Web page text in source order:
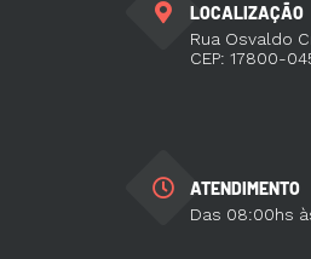
LOCALIZAÇÃO
Rua Osvaldo
CEP: 17800-
ATENDIMENTO
Das 08:00hs